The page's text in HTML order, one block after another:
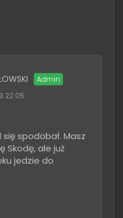
22:05
spodobał. Masz
Skodę, ale już
jedzie do